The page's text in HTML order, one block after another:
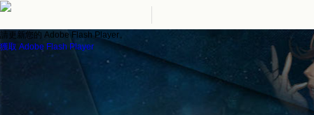
請更新您的 Adobe Flash Player。
獲取 Adobe Flash Player